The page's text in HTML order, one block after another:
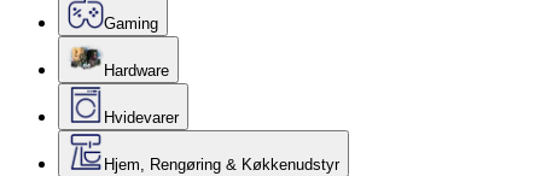
Gaming
Hardware
Hvidevarer
Hjem, Rengøring & Køkkenudstyr